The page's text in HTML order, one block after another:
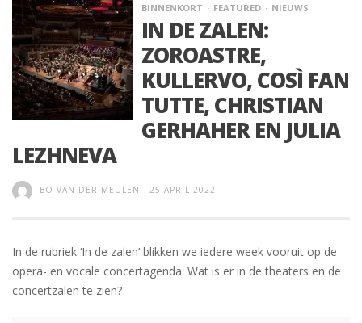
BINNENKORT FEATURED NIEUWS
IN DE ZALEN:
ZOROASTRE,
KULLERVO, COSÌ FAN
TUTTE, CHRISTIAN
GERHAHER EN JULIA
LEZHNEVA
BO VAN DER MEULEN - 25 APRIL 2022
In de rubriek ‘In de zalen’ blikken we iedere week vooruit op de
opera- en vocale concertagenda. Wat is er in de theaters en de
concertzalen te zien?